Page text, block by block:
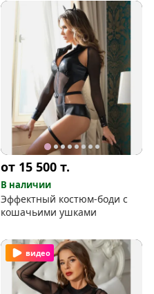
от 15 500т.
В наличии
Эффектный костюм-боди с
кошачьими ушками
видео